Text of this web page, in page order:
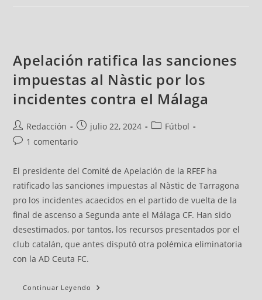
Apelación ratifica las sanciones
impuestas al Nàstic por los
incidentes contra el Málaga
Redacción julio 22, 2024
Fútbol
1 comentario
El presidente del Comité de Apelación de la RFEF ha
ratificado las sanciones impuestas al Nàstic de Tarragona
pro los incidentes acaecidos en el partido de vuelta de la
final de ascenso a Segunda ante el Málaga CF. Han sido
desestimados, por tantos, los recursos presentados por el
club catalán, que antes disputó otra polémica eliminatoria
con la AD Ceuta FC.
Continuar Leyendo